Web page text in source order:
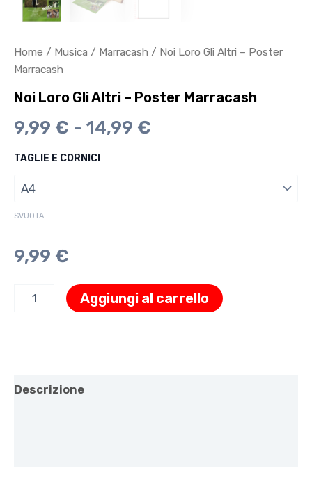
Home / Musica / Marracash / Noi Loro Gli Altri – Poster
Marracash
Noi Loro Gli Altri – Poster Marracash
9,99 € - 14,99 €
TAGLIE E CORNICI
SVUOTA
9,99 €
Aggiungi al carrello
Descrizione